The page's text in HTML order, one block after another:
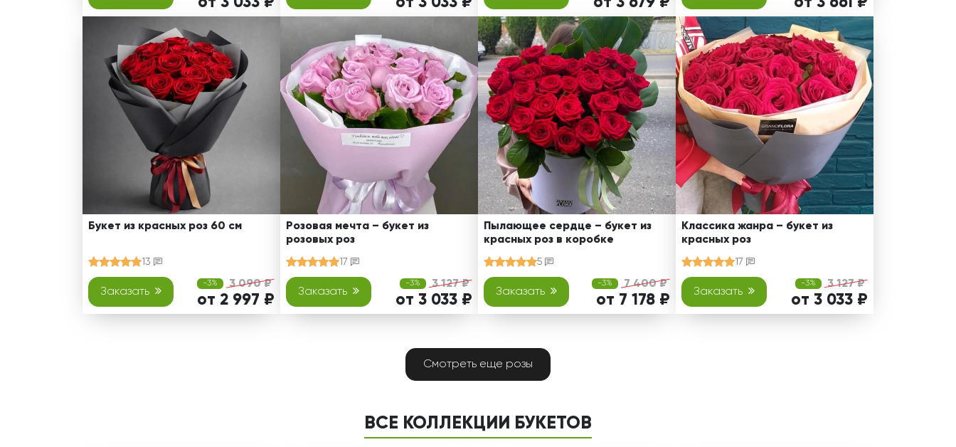
Букет из красных роз 60 см
13
Заказать
-3% 3 090 ₽
от 2 997 ₽
Розовая мечта – букет из
розовых роз
17
Заказать
-3% 3 127 ₽
от 3 033 ₽
Пылающее сердце – букет из
красных роз в коробке
5
Заказать
-3% 7 400 ₽
от 7 178 ₽
Классика жанра – букет из
красных роз
17
Заказать
-3% 3 127 ₽
от 3 033 ₽
Смотреть еще розы
ВСЕ КОЛЛЕКЦИИ БУКЕТОВ